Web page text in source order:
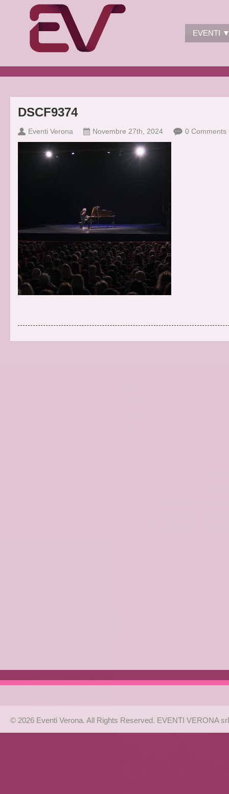
EVENTI
DSCF9374
Eventi Verona Novembre 27th, 2024 0 Comments
© 2026 Eventi Verona. All Rights Reserved. EVENTI VERONA